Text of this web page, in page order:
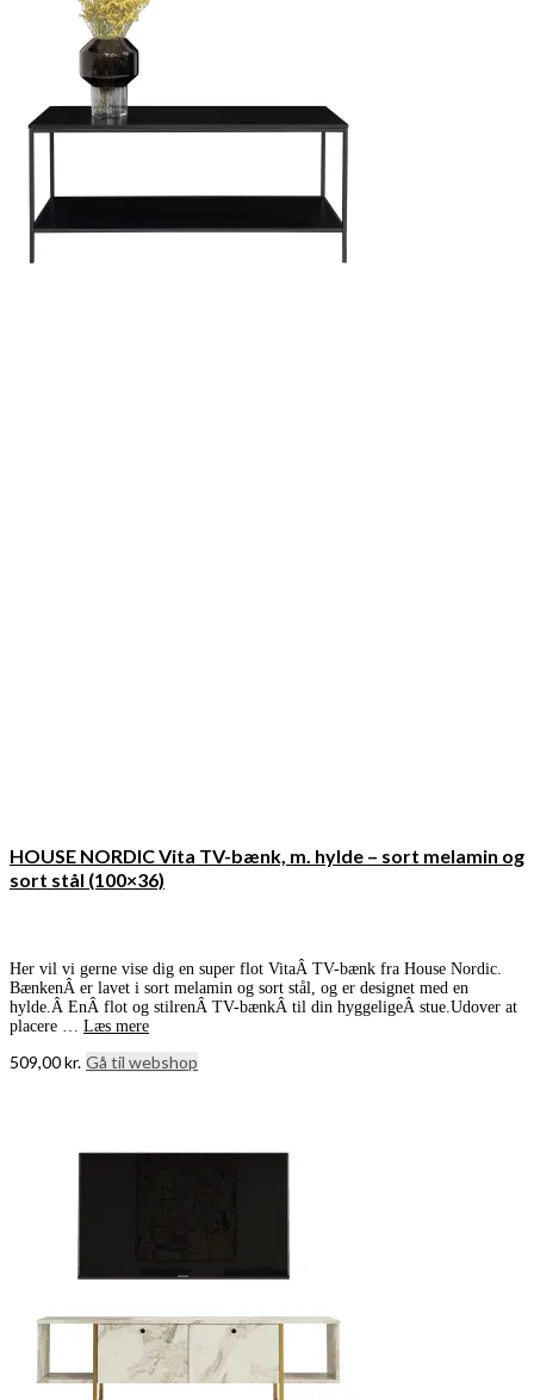
HOUSE NORDIC Vita TV-bænk, m. hylde – sort melamin og
sort stål (100×36)
Her vil vi gerne vise dig en super flot VitaÂ TV-bænk fra House Nordic.
BænkenÂ er lavet i sort melamin og sort stål, og er designet med en
hylde.Â EnÂ flot og stilrenÂ TV-bænkÂ til din hyggeligeÂ stue.Udover at
placere … Læs mere
509,00kr. Gå til webshop